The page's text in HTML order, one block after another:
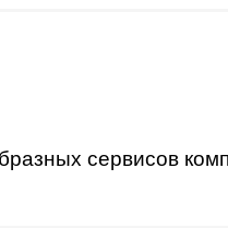
сервисов